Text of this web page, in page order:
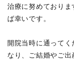
治療に努めており
ば幸いです。
開院当時に通って
なり、ご結婚やご出